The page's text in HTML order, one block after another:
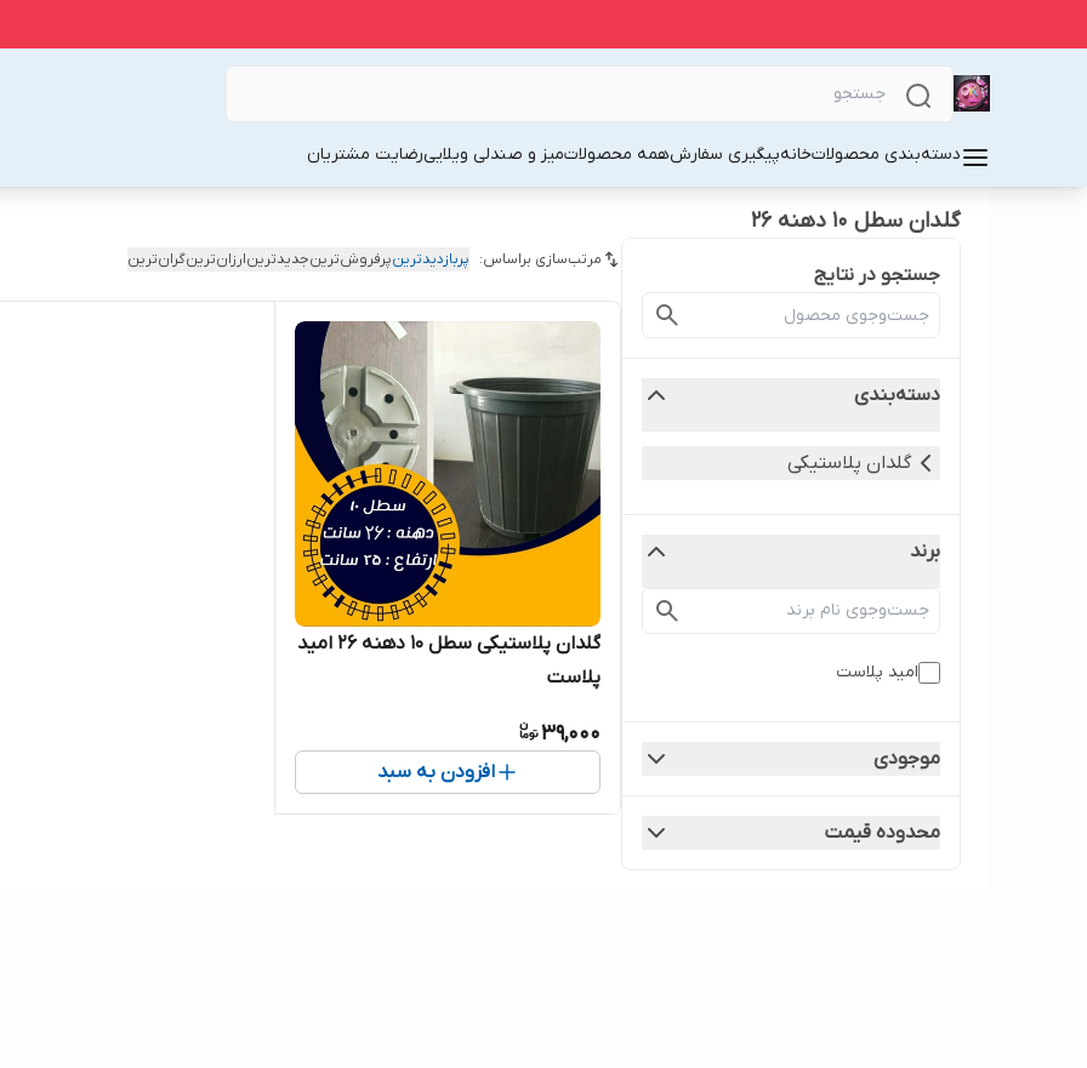
دسته‌بندی محصولاتخانهپیگیری سفارشهمه محصولاتمیز و صندلی ویلاییرضایت مشتریان
گلدان سطل ۱۰ دهنه ۲۶
جستجو در نتایج
دسته‌بندی
گلدان پلاستیکی
برند
امید پلاست
موجودی
محدوده قیمت
مرتب‌سازی براساس: پربازدیدترینپرفروش‌ترینجدیدترینارزان‌ترینگران‌ترین
گلدان پلاستیکی سطل ۱۰ دهنه ۲۶ امید
پلاست
39,000
افزودن به سبد